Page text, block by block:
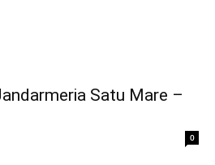
Satu Mare –
0